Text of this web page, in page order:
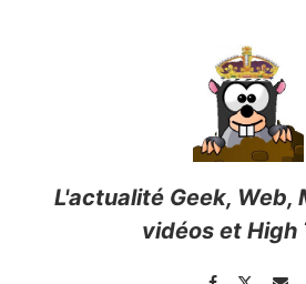
L'actualité Geek, Web,
vidéos et High